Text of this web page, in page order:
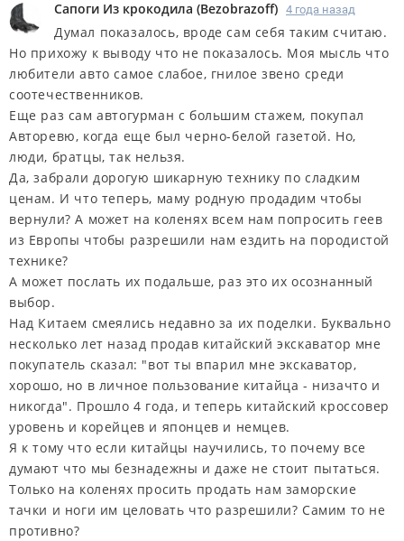
Сапоги Из крокодила (Bezobrazoff) 4 года назад
Думал показалось, вроде сам себя таким считаю.
Но прихожу к выводу что не показалось. Моя мысль что
любители авто самое слабое, гнилое звено среди
соотечественников.
Еще раз сам автогурман с большим стажем, покупал
Авторевю, когда еще был черно-белой газетой. Но,
люди, братцы, так нельзя.
Да, забрали дорогую шикарную технику по сладким
ценам. И что теперь, маму родную продадим чтобы
вернули? А может на коленях всем нам попросить геев
из Европы чтобы разрешили нам ездить на породистой
технике?
А может послать их подальше, раз это их осознанный
выбор.
Над Китаем смеялись недавно за их поделки. Буквально
несколько лет назад продав китайский экскаватор мне
покупатель сказал: "вот ты впарил мне экскаватор,
хорошо, но в личное пользование китайца - низачто и
никогда". Прошло 4 года, и теперь китайский кроссовер
уровень и корейцев и японцев и немцев.
Я к тому что если китайцы научились, то почему все
думают что мы безнадежны и даже не стоит пытаться.
Только на коленях просить продать нам заморские
тачки и ноги им целовать что разрешили? Самим то не
противно?